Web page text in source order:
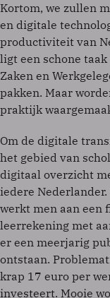
Kortom, we zullen
en digitale
productiviteit van
ligt een schone
Zaken en
pakken. Maar
praktijk
Om de digitale
het gebied van
digitaal overzicht
iedere
werkt men aan een
leerrekening met
er een meerjarig
ontstaan.
krap 17 euro per
investeert. Mooie